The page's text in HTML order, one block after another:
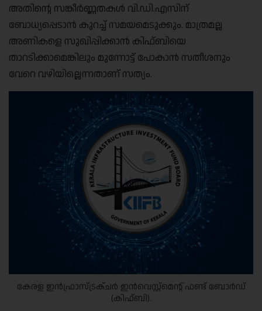
അതിന്റെ സങ്കീർണ്ണതകൾ വി.ഡി.എസിന്
ബോധ്യപ്പെടാൻ കുറച്ച് സമയമെടുക്കും. മാത്രമല്ല
അണികളെ സുഖിപ്പിക്കാൻ കിഫ്ബിയെ
താറടിക്കാമെങ്കിലും മുന്നോട്ട് പോകാൻ സതീശനും
വേറെ വഴിയില്ലെന്നതാണ് സത്യം.
കേരള ഇൻഫ്രാസ്ട്രക്ചർ ഇൻവെസ്റ്റ്മെന്റ് ഫണ്ട് ബോർഡ്
(കിഫ്ബി).